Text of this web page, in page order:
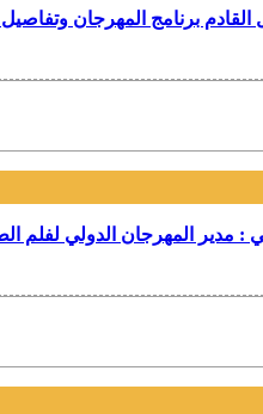
: مدير المهرجان الدولي لفلم